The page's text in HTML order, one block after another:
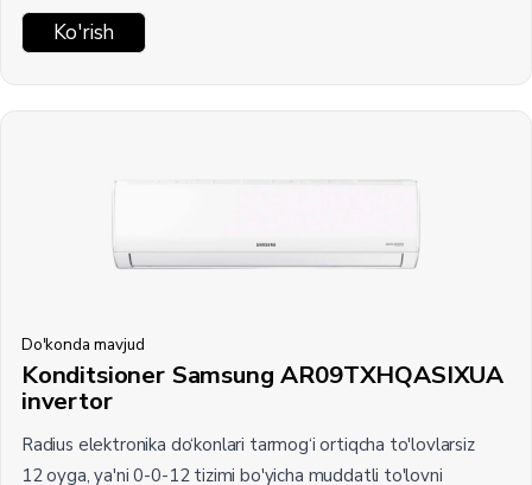
Ko'rish
Do'konda mavjud
Konditsioner Samsung AR09TXHQASIXUA
invertor
Radius elektronika do‘konlari tarmog‘i ortiqcha to'lovlarsiz
12 oyga, ya'ni 0-0-12 tizimi bo'yicha muddatli to'lovni